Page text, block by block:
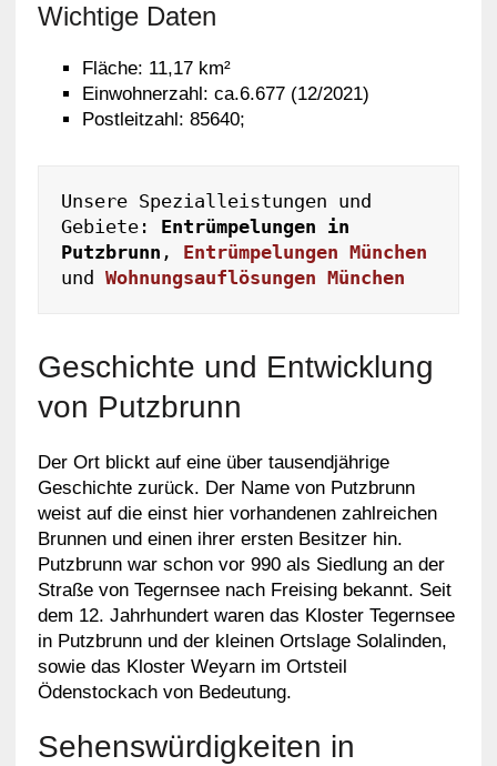
Wichtige Daten
Fläche: 11,17 km²
Einwohnerzahl: ca.6.677 (12/2021)
Postleitzahl: 85640;
Unsere Spezialleistungen und
Gebiete: Entrümpelungen in
Putzbrunn , Entrümpelungen München
und Wohnungsauflösungen München
Geschichte und Entwicklung
von Putzbrunn
Der Ort blickt auf eine über tausendjährige
Geschichte zurück. Der Name von Putzbrunn
weist auf die einst hier vorhandenen zahlreichen
Brunnen und einen ihrer ersten Besitzer hin.
Putzbrunn war schon vor 990 als Siedlung an der
Straße von Tegernsee nach Freising bekannt. Seit
dem 12. Jahrhundert waren das Kloster Tegernsee
in Putzbrunn und der kleinen Ortslage Solalinden,
sowie das Kloster Weyarn im Ortsteil
Ödenstockach von Bedeutung.
Sehenswürdigkeiten in